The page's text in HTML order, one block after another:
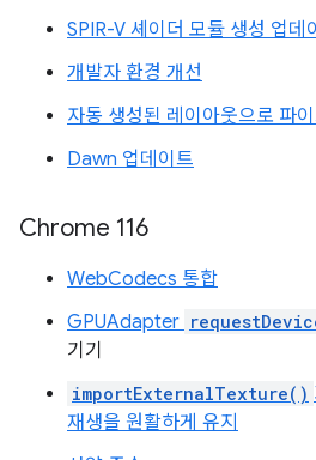
SPIR-V 셰이더 모듈 생성 업데
개발자 환경 개선
자동 생성된 레이아웃으로 파
Dawn 업데이트
Chrome 116
WebCodecs 통합
GPUAdapter
기기
importExternalTexture()
재생을 원활하게 유지